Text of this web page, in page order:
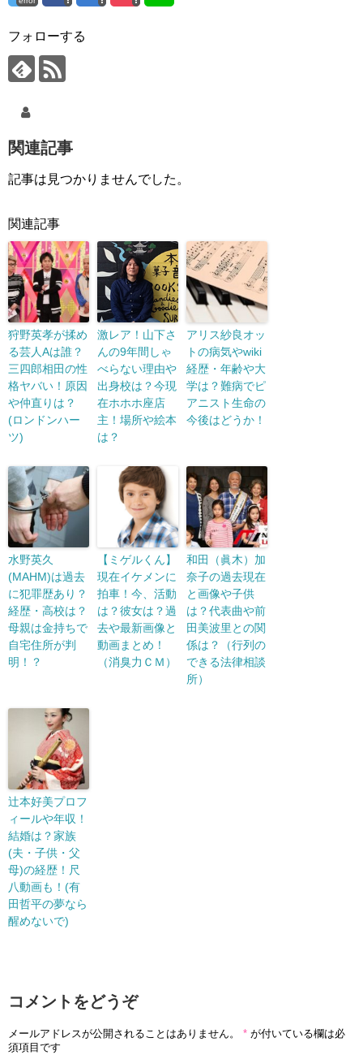
フォローする
関連記事
記事は見つかりませんでした。
関連記事
狩野英孝が揉め
る芸人Aは誰？
三四郎相田の性
格ヤバい！原因
や仲直りは？
(ロンドンハー
ツ)
激レア！山下さ
んの9年間しゃ
べらない理由や
出身校は？今現
在ホホホ座店
主！場所や絵本
は？
アリス紗良オッ
トの病気やwiki
経歴・年齢や大
学は？難病でピ
アニスト生命の
今後はどうか！
水野英久
(MAHM)は過去
に犯罪歴あり？
経歴・高校は？
母親は金持ちで
自宅住所が判
明！？
【ミゲルくん】
現在イケメンに
拍車！今、活動
は？彼女は？過
去や最新画像と
動画まとめ！
（消臭力ＣＭ）
和田（眞木）加
奈子の過去現在
と画像や子供
は？代表曲や前
田美波里との関
係は？（行列の
できる法律相談
所）
辻本好美プロフ
ィールや年収！
結婚は？家族
(夫・子供・父
母)の経歴！尺
八動画も！(有
田哲平の夢なら
醒めないで)
コメントをどうぞ
メールアドレスが公開されることはありません。 * が付いている欄は必
須項目です